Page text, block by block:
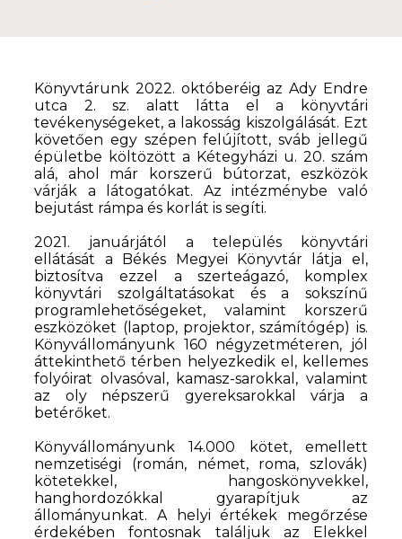
Könyvtárunk 2022. októberéig az Ady Endre
utca 2. sz. alatt látta el a könyvtári
tevékenységeket, a lakosság kiszolgálását. Ezt
követően egy szépen felújított, sváb jellegű
épületbe költözött a Kétegyházi u. 20. szám
alá, ahol már korszerű bútorzat, eszközök
várják a látogatókat. Az intézménybe való
bejutást rámpa és korlát is segíti.
2021. januárjától a település könyvtári
ellátását a Békés Megyei Könyvtár látja el,
biztosítva ezzel a szerteágazó, komplex
könyvtári szolgáltatásokat és a sokszínű
programlehetőségeket, valamint korszerű
eszközöket (laptop, projektor, számítógép) is.
Könyvállományunk 160 négyzetméteren, jól
áttekinthető térben helyezkedik el, kellemes
folyóirat olvasóval, kamasz-sarokkal, valamint
az oly népszerű gyereksarokkal várja a
betérőket.
Könyvállományunk 14.000 kötet, emellett
nemzetiségi (román, német, roma, szlovák)
kötetekkel, hangoskönyvekkel,
hanghordozókkal gyarapítjuk az
állományunkat. A helyi értékek megőrzése
érdekében fontosnak találjuk az Elekkel